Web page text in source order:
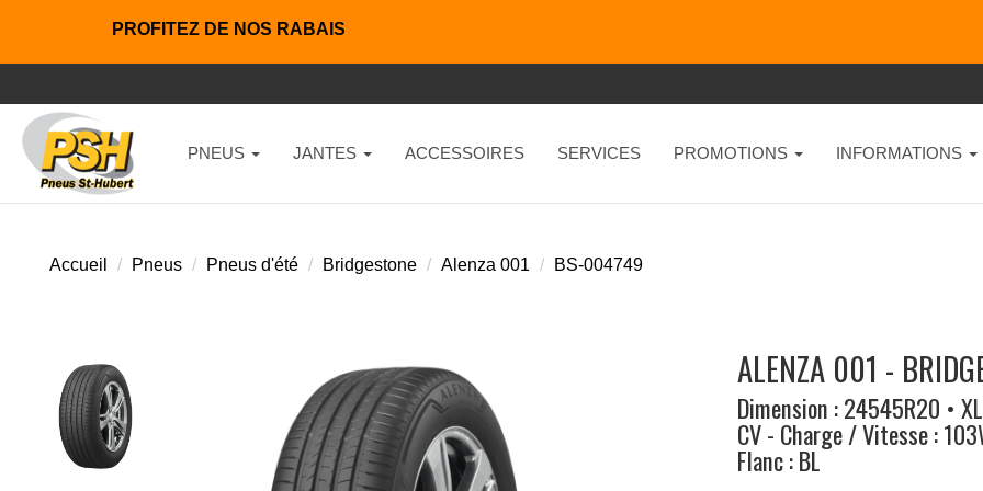
PROFITEZ DE NOS RABAIS
PNEUS JANTES ACCESSOIRES SERVICES PROMOTIONS INFORMATIONS
Accueil Pneus Pneus d'été Bridgestone Alenza 001 BS-004749
ALENZA 001 -
Dimension : 24545R20 •
CV - Charge / Vitesse :
Flanc : BL